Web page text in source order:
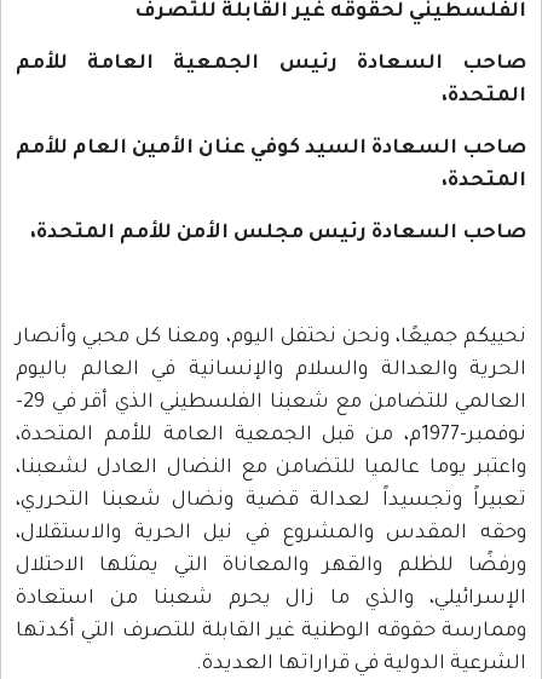
الفلسطيني لحقوقه غير القابلة للتصرف
صاحب السعادة رئيس الجمعية العامة للأمم
المتحدة،
صاحب السعادة السيد كوفي عنان الأمين العام للأمم
المتحدة،
صاحب السعادة رئيس مجلس الأمن للأمم المتحدة،
نحييكم جميعًا، ونحن نحتفل اليوم، ومعنا كل محبي وأنصار
الحرية والعدالة والسلام والإنسانية في العالم باليوم
العالمي للتضامن مع شعبنا الفلسطيني الذي أقر في 29-
نوفمبر-1977م، من قبل الجمعية العامة للأمم المتحدة،
واعتبر يوما عالميا للتضامن مع النضال العادل لشعبنا،
تعبيراً وتجسيداً لعدالة قضية ونضال شعبنا التحرري،
وحقه المقدس والمشروع في نيل الحرية والاستقلال،
ورفضًا للظلم والقهر والمعاناة التي يمثلها الاحتلال
الإسرائيلي، والذي ما زال يحرم شعبنا من استعادة
وممارسة حقوقه الوطنية غير القابلة للتصرف التي أكدتها
الشرعية الدولية في قراراتها العديدة.